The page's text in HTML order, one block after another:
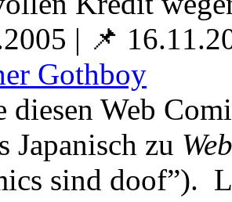
| 📌
Gothboy
diesen Web
Japanisch zu
sind doof”).